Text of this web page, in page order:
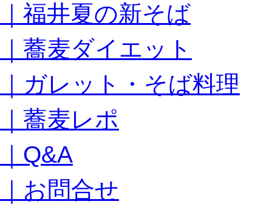
プ
｜福井夏の新そば
｜蕎麦ダイエット
｜ガレット・そば料理
｜蕎麦レポ
｜Q&A
｜お問合せ